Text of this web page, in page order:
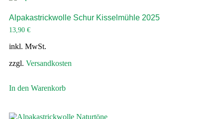
Alpakastrickwolle Schur Kisselmühle 2025
13,90 €
inkl. MwSt.
zzgl. Versandkosten
In den Warenkorb